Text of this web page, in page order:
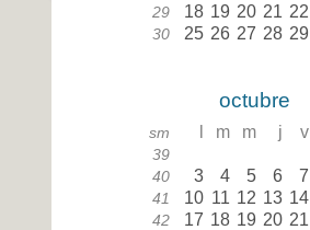
29 18 19 20 21 22
30 25 26 27 28 29
octubre
sm m m j v
39
40 3 4 5 6 7
41 10 11 12 13 14
42 17 18 19 20 21